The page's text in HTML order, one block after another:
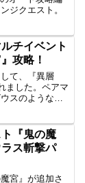
ジクエスト。
チイベント
攻略！
て、『異層
ました。ペアマ
スのような感
ト『鬼の魔
ス斬撃パ
宮』が追加さ